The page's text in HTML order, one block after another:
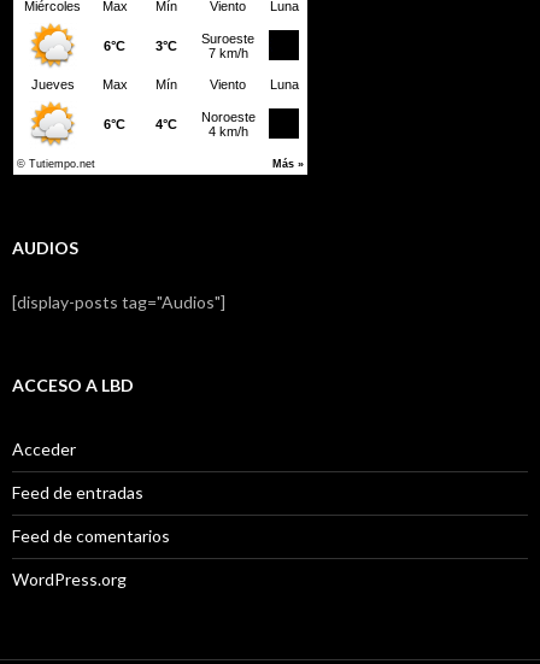
AUDIOS
[display-posts tag="Audios"]
ACCESO A LBD
Acceder
Feed de entradas
Feed de comentarios
WordPress.org